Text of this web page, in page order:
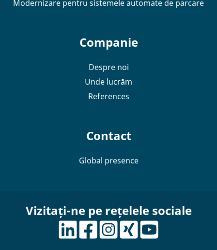
Modernizare pentru sistemele automate de parcare
Companie
Despre noi
Unde lucrăm
References
Contact
Global presence
Vizitați-ne pe rețelele sociale